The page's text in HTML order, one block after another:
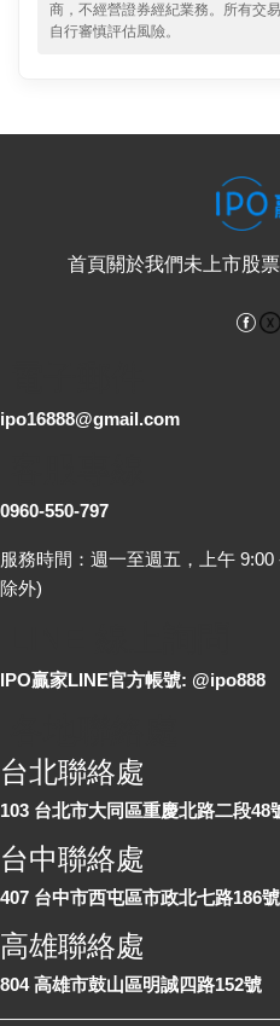
商，不經營證券經紀業務。所有交
自行審慎評估風險。
首頁關於我們未上市股
ipo16888@gmail.com
0960-550-797
服務時間：週一至週五，上午
除外)
IPO贏家LINE官方帳號: @ipo888
台北聯絡處
103 台北市大同區重慶北路二段48
台中聯絡處
407 台中市西屯區市政北七路186號
高雄聯絡處
804 高雄市鼓山區明誠四路152號